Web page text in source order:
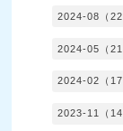
2024-08（22
2024-05（21
2024-02（17
2023-11（14